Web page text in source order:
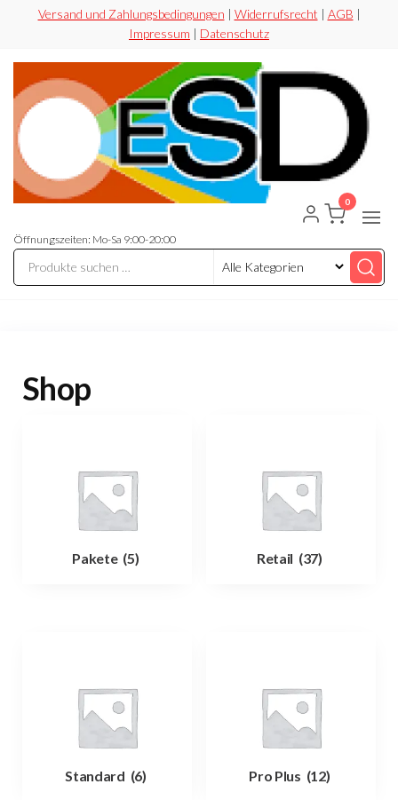
springen
Versand und Zahlungsbedingungen | Widerrufsrecht | AGB |
Impressum | Datenschutz
Handel
Preiswert
Öffnungszeiten: Mo-Sa 9:00-20:00
0
Shop
Pakete (5) Retail (37)
Standard (6) Pro Plus (12)